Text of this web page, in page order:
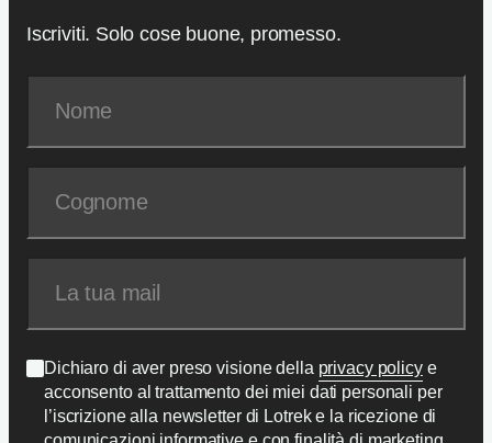
Iscriviti. Solo cose buone, promesso.
Dichiaro di aver preso visione della privacy policye
acconsento al trattamento dei miei dati personali per
l’iscrizione alla newsletter di Lotrek e la ricezione di